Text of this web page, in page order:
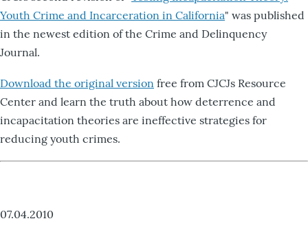
Youth Crime and Incarceration in California" was published
in the newest edition of the Crime and Delinquency
Journal.
Download the original version free from CJCJs Resource
Center and learn the truth about how deterrence and
incapacitation theories are ineffective strategies for
reducing youth crimes.
07.04.2010